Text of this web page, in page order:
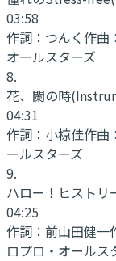
03:58
作詞： つんく 作曲：
オールスターズ
8.
花、闌の時
04:31
作詞： 小椋佳作曲：
ールスターズ
9.
ハロー！ヒストリ
04:25
作詞： 前山田健一
ロプロ・オールス